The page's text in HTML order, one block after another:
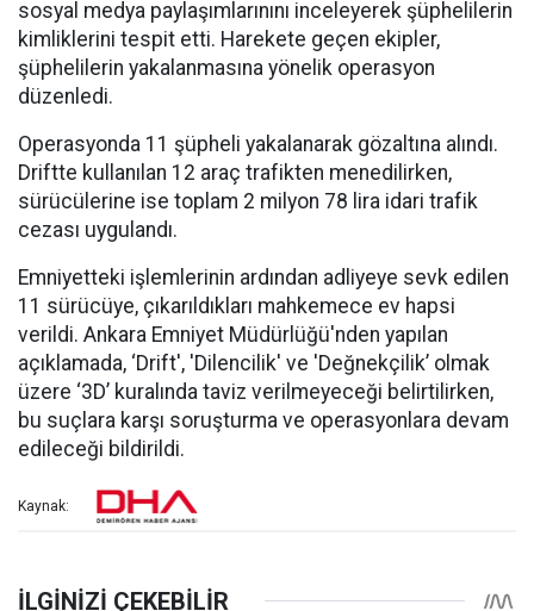
sosyal medya paylaşımlarınını inceleyerek şüphelilerin
kimliklerini tespit etti. Harekete geçen ekipler,
şüphelilerin yakalanmasına yönelik operasyon
düzenledi.
Operasyonda 11 şüpheli yakalanarak gözaltına alındı.
Driftte kullanılan 12 araç trafikten menedilirken,
sürücülerine ise toplam 2 milyon 78 lira idari trafik
cezası uygulandı.
Emniyetteki işlemlerinin ardından adliyeye sevk edilen
11 sürücüye, çıkarıldıkları mahkemece ev hapsi
verildi. Ankara Emniyet Müdürlüğü'nden yapılan
açıklamada, ‘Drift', 'Dilencilik' ve 'Değnekçilik’ olmak
üzere ‘3D’ kuralında taviz verilmeyeceği belirtilirken,
bu suçlara karşı soruşturma ve operasyonlara devam
edileceği bildirildi.
Kaynak: